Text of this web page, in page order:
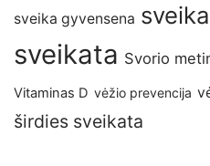
sveika gyvensena
sveikata Svorio
Vitaminas D vėžio prevencija
širdies sveikata